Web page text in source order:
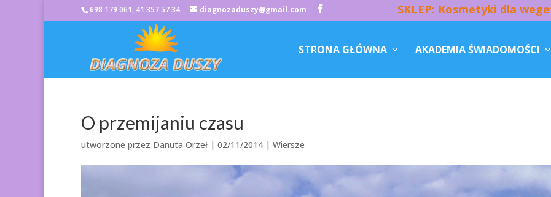
698 179 061, 41 357 57 34 diagnozaduszy@gmail.com SKLEP: Kosmetyki dla
STRONA GŁÓWNA AKADEMIA ŚWIADOMOŚCI
O przemijaniu czasu
utworzone przez Danuta Orzeł | 02/11/2014 | Wiersze